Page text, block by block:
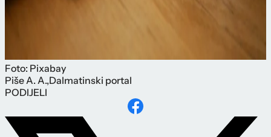
Foto: Pixabay
PišeA. A.,Dalmatinski portal
PODIJELI